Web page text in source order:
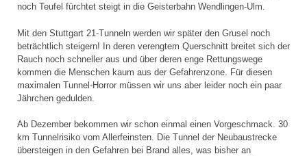
noch Teufel fürchtet steigt in die Geisterbahn Wendlingen-Ulm.
Mit den Stuttgart 21-Tunneln werden wir später den Grusel noch
beträchtlich steigern! In deren verengtem Querschnitt breitet sich der
Rauch noch schneller aus und über deren enge Rettungswege
kommen die Menschen kaum aus der Gefahrenzone. Für diesen
maximalen Tunnel-Horror müssen wir uns aber leider noch ein paar
Jährchen gedulden.
Ab Dezember bekommen wir schon einmal einen Vorgeschmack. 30
km Tunnelrisiko vom Allerfeinsten. Die Tunnel der Neubaustrecke
übersteigen in den Gefahren bei Brand alles, was bisher an